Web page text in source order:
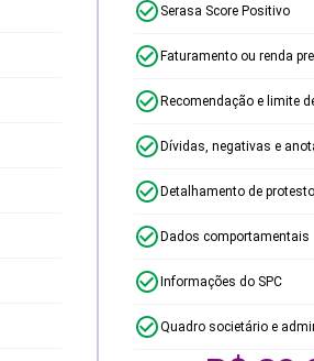
Serasa Score Positivo
Faturamento ou renda
Recomendação e limite
Dívidas, negativas e
Detalhamento de
Dados comportamentais
Informações do SPC
Quadro societário e